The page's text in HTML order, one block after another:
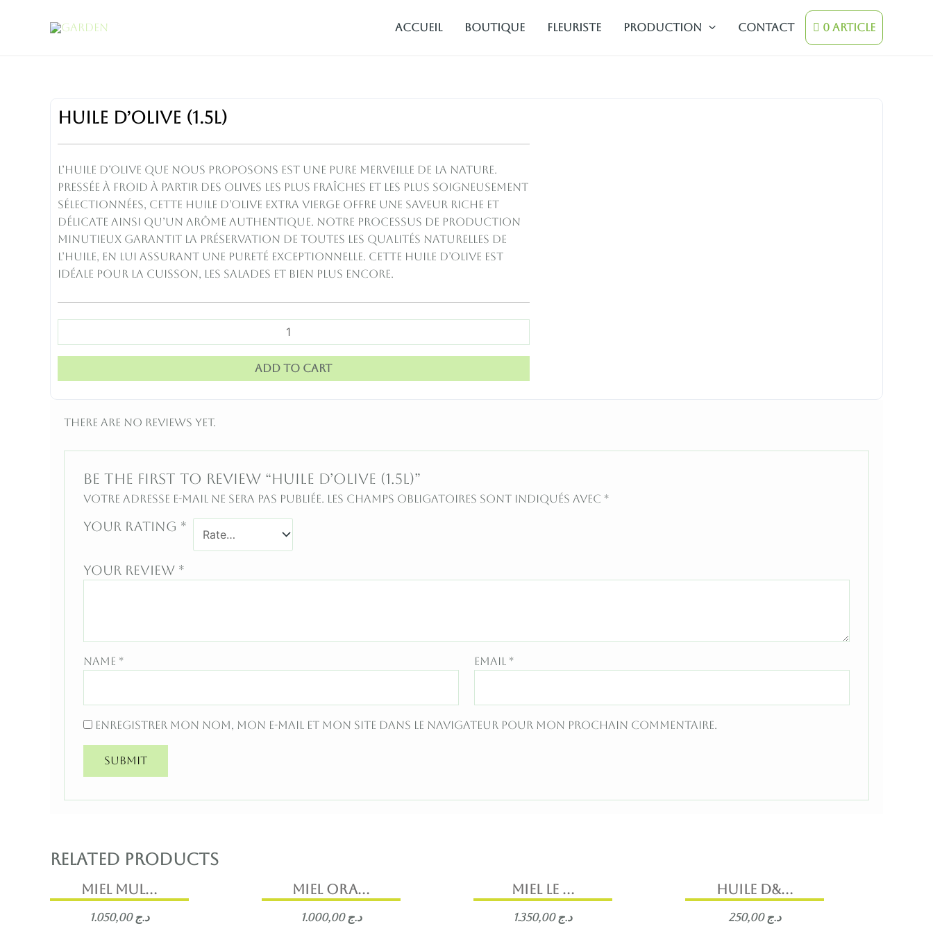
Accueil Boutique fleuriste Production contact 0 Article
Huile d’olive (1.5L)
L’huile d’olive que nous proposons est une pure merveille de la nature.
Pressée à froid à partir des olives les plus fraîches et les plus soigneusement
sélectionnées, cette huile d’olive extra vierge offre une saveur riche et
délicate ainsi qu’un arôme authentique. Notre processus de production
minutieux garantit la préservation de toutes les qualités naturelles de
l’huile, en lui assurant une pureté exceptionnelle. Cette huile d’olive est
idéale pour la cuisson, les salades et bien plus encore.
d'olive
(1.5L)
Add to cart
There are no reviews yet.
Be the first to review “Huile d’olive (1.5L)”
Votre adresse e-mail ne sera pas publiée. Les champs obligatoires sont indiqués avec *
Your rating *
Your review *
Name * Email *
Enregistrer mon nom, mon e-mail et mon site dans le navigateur pour mon prochain commentaire.
Related products
MIEL MUL...
د.ج1.050,00
Miel ORA...
د.ج1.000,00
MIEL LE ...
د.ج1.350,00
Huile d&...
د.ج250,00